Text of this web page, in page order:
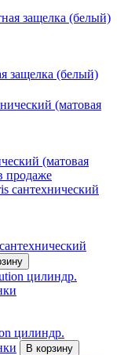
защелка (белый)
(матовая
продаже
цилиндр.
В корзину